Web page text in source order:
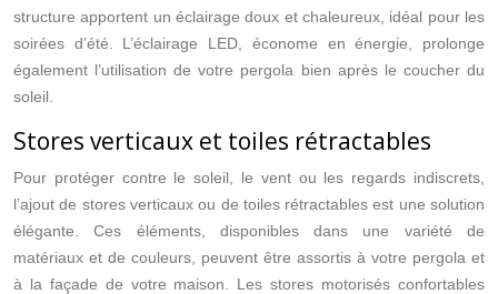
structure apportent un éclairage doux et chaleureux, idéal pour les
soirées d’été. L’éclairage LED, économe en énergie, prolonge
également l’utilisation de votre pergola bien après le coucher du
soleil.
Stores verticaux et toiles rétractables
Pour protéger contre le soleil, le vent ou les regards indiscrets,
l’ajout de stores verticaux ou de toiles rétractables est une solution
élégante. Ces éléments, disponibles dans une variété de
matériaux et de couleurs, peuvent être assortis à votre pergola et
à la façade de votre maison. Les stores motorisés confortables